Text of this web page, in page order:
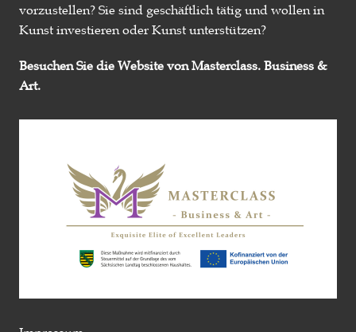
vorzustellen? Sie sind geschäftlich tätig und wollen in
Kunst investieren oder Kunst unterstützen?
Besuchen Sie die Website von Masterclass. Business &
Art.